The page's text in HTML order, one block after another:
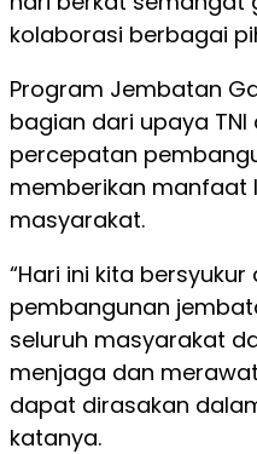
kolaborasi berbagai
Program Jembatan
bagian dari upaya
percepatan
memberikan manfaat
masyarakat.
“Hari ini kita
pembangunan
seluruh masyarakat
menjaga dan
dapat dirasakan
katanya.